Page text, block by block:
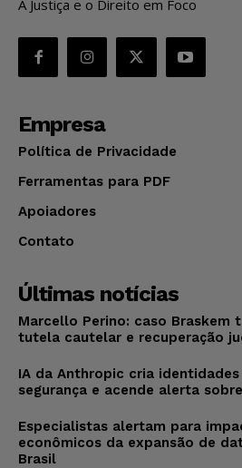
A Justiça e o Direito em Foco
Empresa
Política de Privacidade
Ferramentas para PDF
Apoiadores
Contato
Últimas notícias
Marcello Perino: caso Braskem
tutela cautelar e recuperação
IA da Anthropic cria
segurança e acende alerta
Especialistas alertam para
econômicos da expansão de
Brasil